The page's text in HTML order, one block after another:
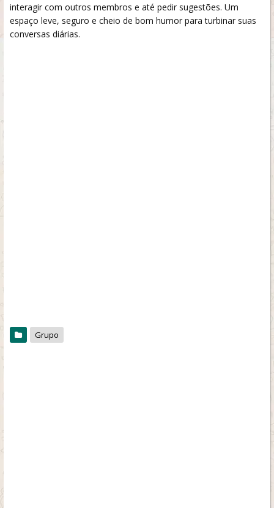
interagir com outros membros e até pedir sugestões. Um
espaço leve, seguro e cheio de bom humor para turbinar suas
conversas diárias.
Grupo